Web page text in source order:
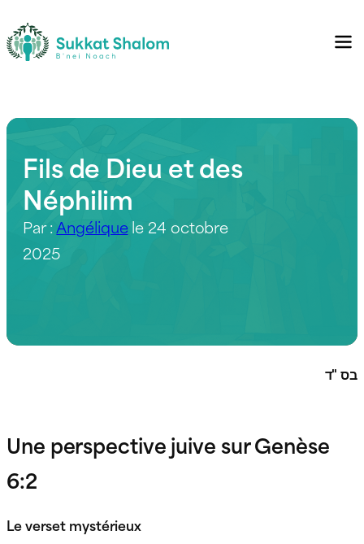
Fils de Dieu et des
Néphilim
Par :Angéliquele 24 octobre
2025
בס "ד
Une perspective juive sur Genèse
6:2
Le verset mystérieux